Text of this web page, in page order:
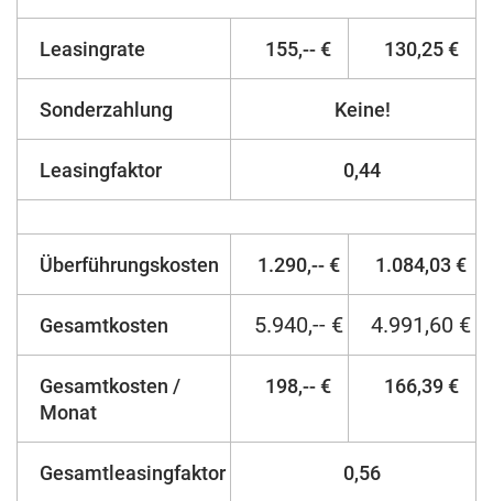
Leasingrate 155,-- € 130,25 €
Sonderzahlung Keine!
Leasingfaktor 0,44
Überführungskosten 1.290,-- € 1.084,03 €
Gesamtkosten 5.940,-- € 4.991,60 €
Gesamtkosten /
Monat
198,-- € 166,39 €
Gesamtleasingfaktor 0,56